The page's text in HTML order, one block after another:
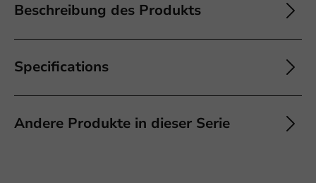
Beschreibung des Produkts
Specifications
Andere Produkte in dieser Serie